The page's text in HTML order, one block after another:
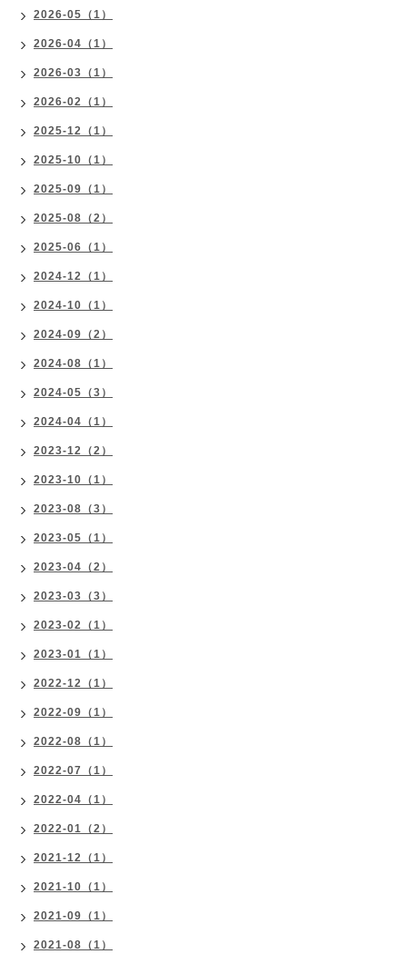
2026-05（1）
2026-04（1）
2026-03（1）
2026-02（1）
2025-12（1）
2025-10（1）
2025-09（1）
2025-08（2）
2025-06（1）
2024-12（1）
2024-10（1）
2024-09（2）
2024-08（1）
2024-05（3）
2024-04（1）
2023-12（2）
2023-10（1）
2023-08（3）
2023-05（1）
2023-04（2）
2023-03（3）
2023-02（1）
2023-01（1）
2022-12（1）
2022-09（1）
2022-08（1）
2022-07（1）
2022-04（1）
2022-01（2）
2021-12（1）
2021-10（1）
2021-09（1）
2021-08（1）